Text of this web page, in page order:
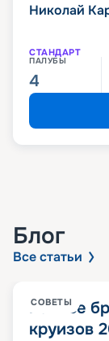
Николай
СТАНДАРТ
ПАЛУБЫ
4
Блог
Все статьи
СОВЕТЫ
Раннее
круизов